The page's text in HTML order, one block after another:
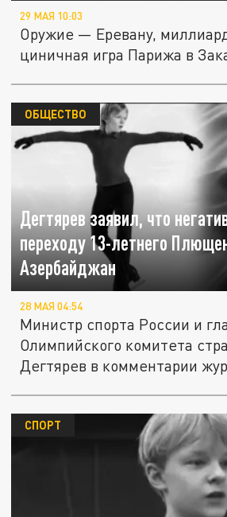
29 МАЯ 10:03
Оружие — Еревану,
циничная игра Парижа в
Дегтярев заявил, что
переходу 13-летнего
Азербайджан
ОБЩЕСТВО
28 МАЯ 04:54
Министр спорта России и
Олимпийского комитета
Дегтярев в комментарии
СПОРТ